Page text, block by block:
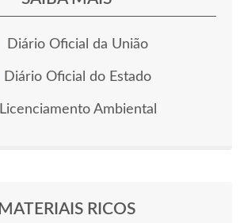
Diário Oficial da União
Diário Oficial do Estado
Licenciamento Ambiental
MATERIAIS RICOS